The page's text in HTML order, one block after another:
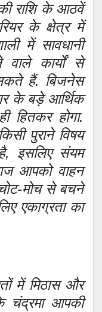
राशि के आठवें
के क्षेत्र में
में सावधानी
कार्यों से
हैं. बिजनेस
के बड़े आर्थिक
हितकर होगा.
पुराने विषय
इसलिए संयम
आपको वाहन
मोच से बचने
एकाग्रता का
में मिठास और
चंद्रमा आपकी